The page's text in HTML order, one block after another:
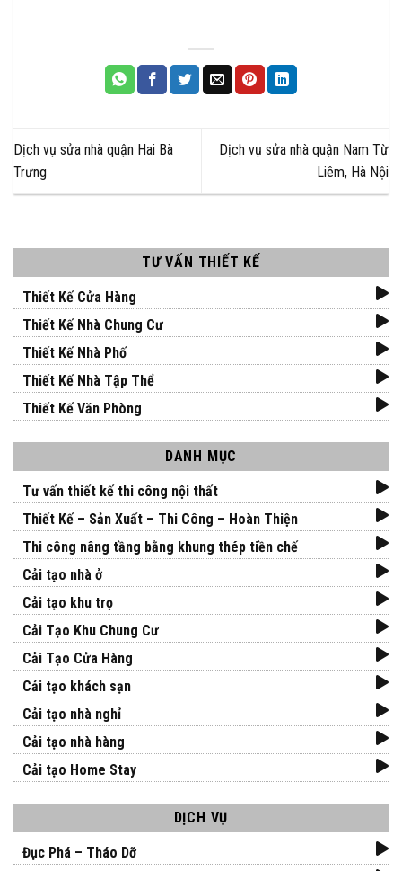
TƯ VẤN THIẾT KẾ
Thiết Kế Cửa Hàng
Thiết Kế Nhà Chung Cư
Thiết Kế Nhà Phố
Thiết Kế Nhà Tập Thể
Thiết Kế Văn Phòng
DANH MỤC
Tư vấn thiết kế thi công nội thất
Thiết Kế – Sản Xuất – Thi Công – Hoàn Thiện
Thi công nâng tầng bằng khung thép tiền chế
Cải tạo nhà ở
Cải tạo khu trọ
Cải Tạo Khu Chung Cư
Cải Tạo Cửa Hàng
Cải tạo khách sạn
Cải tạo nhà nghỉ
Cải tạo nhà hàng
Cải tạo Home Stay
DỊCH VỤ
Đục Phá – Tháo Dỡ
Dịch vụ sửa nhà quận Hai Bà
Trưng
Dịch vụ sửa nhà quận Nam Từ
Liêm, Hà Nội